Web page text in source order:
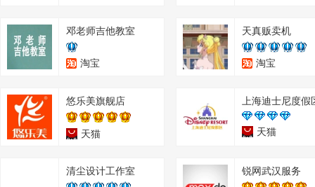
邓老师吉他教室
淘宝
天真贩卖机
淘宝
悠乐美旗舰店
天猫 天猫
清尘设计工作室 锐网武汉服务